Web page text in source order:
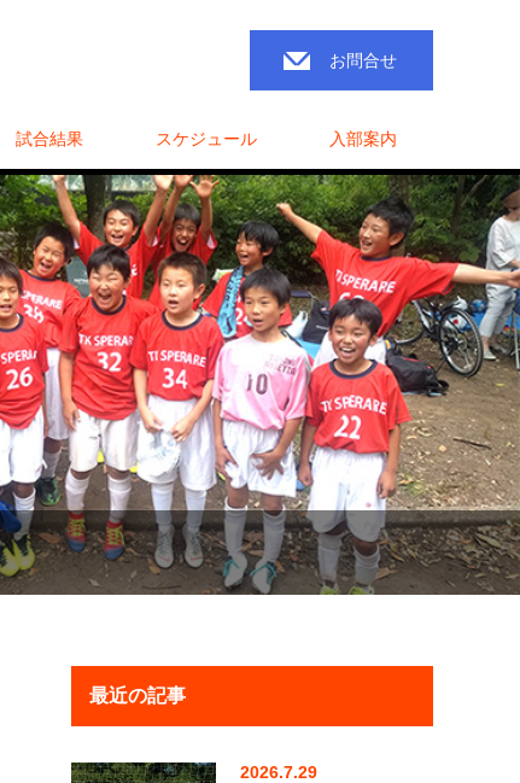
お問合せ
試合結果 スケジュール 入部案内
最近の記事
2026.7.29